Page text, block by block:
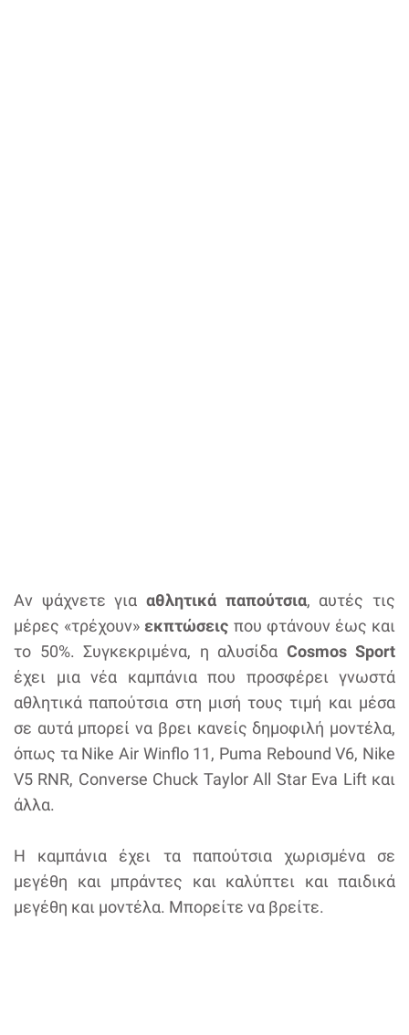
Αν ψάχνετε για αθλητικά παπούτσια, αυτές τις
μέρες «τρέχουν» εκπτώσεις που φτάνουν έως και
το 50%. Συγκεκριμένα, η αλυσίδα Cosmos Sport
έχει μια νέα καμπάνια που προσφέρει γνωστά
αθλητικά παπούτσια στη μισή τους τιμή και μέσα
σε αυτά μπορεί να βρει κανείς δημοφιλή μοντέλα,
όπως τα Nike Air Winflo 11, Puma Rebound V6, Nike
V5 RNR, Converse Chuck Taylor All Star Eva Lift και
άλλα.
Η καμπάνια έχει τα παπούτσια χωρισμένα σε
μεγέθη και μπράντες και καλύπτει και παιδικά
μεγέθη και μοντέλα. Μπορείτε να βρείτε.